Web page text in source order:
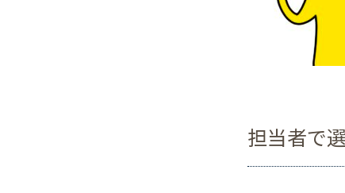
担当者で